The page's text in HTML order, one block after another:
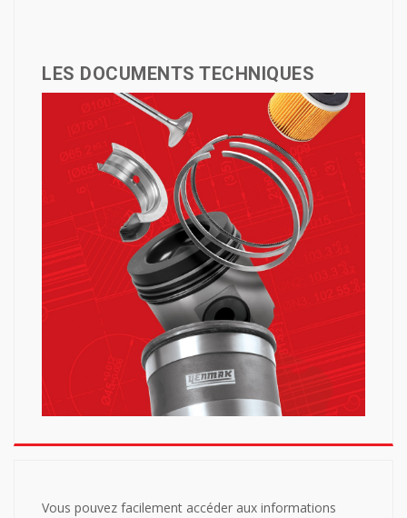
LES DOCUMENTS TECHNIQUES
Vous pouvez facilement accéder aux informations